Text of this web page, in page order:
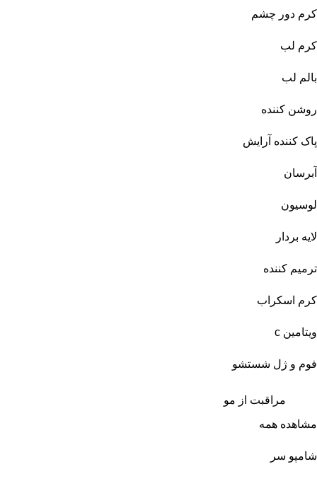
کرم دور چشم
کرم لب
بالم لب
روشن کننده
پاک کننده آرایش
آبرسان
لوسیون
لایه بردار
ترمیم کننده
کرم اسکراب
ویتامین c
فوم و ژل شستشو
مراقبت از مو
مشاهده همه
شامپو سر